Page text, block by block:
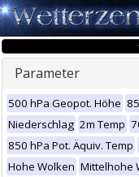
Parameter
500 hPa Geopot. Höhe
Niederschlag 2m Temp
850 hPa Pot. Äquiv. Temp
Hohe Wolken Mittelhohe